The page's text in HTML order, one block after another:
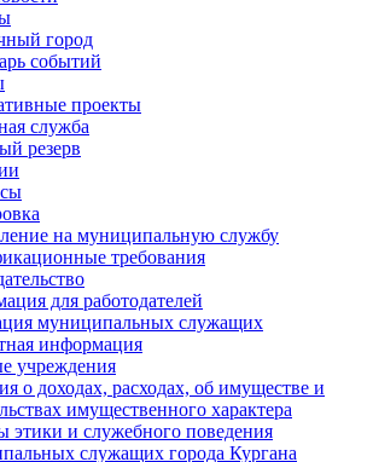
город
событий
проекты
служба
резерв
на муниципальную службу
требования
для работодателей
муниципальных служащих
информация
учреждения
о доходах, расходах, об имуществе и
имущественного характера
этики и служебного поведения
служащих города Кургана